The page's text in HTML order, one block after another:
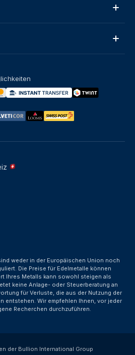
weder in der Europäischen Union noch
Die Preise für Edelmetalle können
Ihres Metalls kann sowohl steigen als
keine Anlage- oder Steuerberatung an
für Verluste, die aus der Nutzung der
entstehen. Wir empfehlen Ihnen, vor jeder
Recherchen durchzuführen.
der Bullion International Group